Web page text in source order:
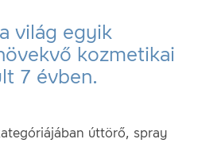
világ egyik
kozmetikai
7 évben.
úttörő, spray